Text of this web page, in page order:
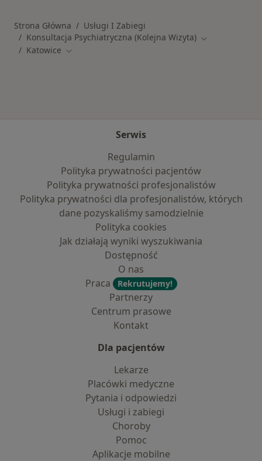
Strona Główna
Usługi I Zabiegi
Konsultacja Psychiatryczna (Kolejna Wizyta) Zmień miasto
Katowice Zmień miasto
Serwis
Regulamin
Polityka prywatności pacjentów
Polityka prywatności profesjonalistów
Polityka prywatności dla profesjonalistów, których
dane pozyskaliśmy samodzielnie
Polityka cookies
Jak działają wyniki wyszukiwania
Dostępność
O nas
Praca
Rekrutujemy!
Partnerzy
Centrum prasowe
Kontakt
Dla pacjentów
Lekarze
Placówki medyczne
Pytania i odpowiedzi
Usługi i zabiegi
Choroby
Pomoc
Aplikacje mobilne